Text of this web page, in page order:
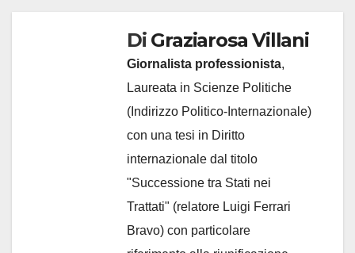
Di Graziarosa Villani
Giornalista professionista,
Laureata in Scienze Politiche
(Indirizzo Politico-Internazionale)
con una tesi in Diritto
internazionale dal titolo
"Successione tra Stati nei
Trattati" (relatore Luigi Ferrari
Bravo) con particolare